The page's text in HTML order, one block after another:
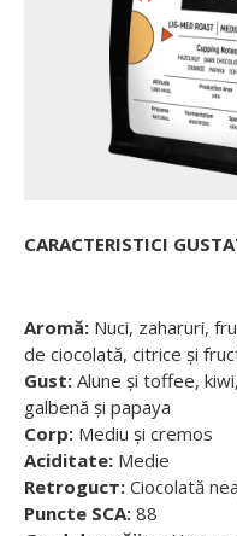
CARACTERISTICI
Aromă: Nuci, zaharuri,
de ciocolată, citrice și
Gust: Alune și toffee,
galbenă și papaya
Corp: Mediu și cremos
Aciditate: Medie
Retroguст: Ciocolată
Puncte SCA: 88